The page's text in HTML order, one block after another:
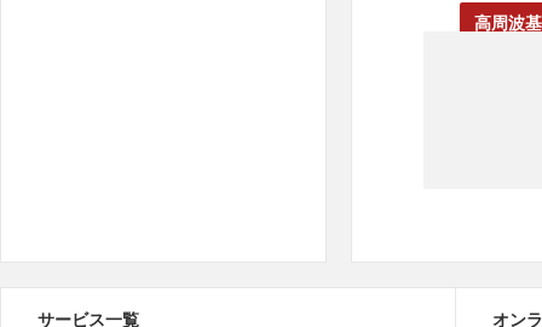
高周波
サービス一覧 オン